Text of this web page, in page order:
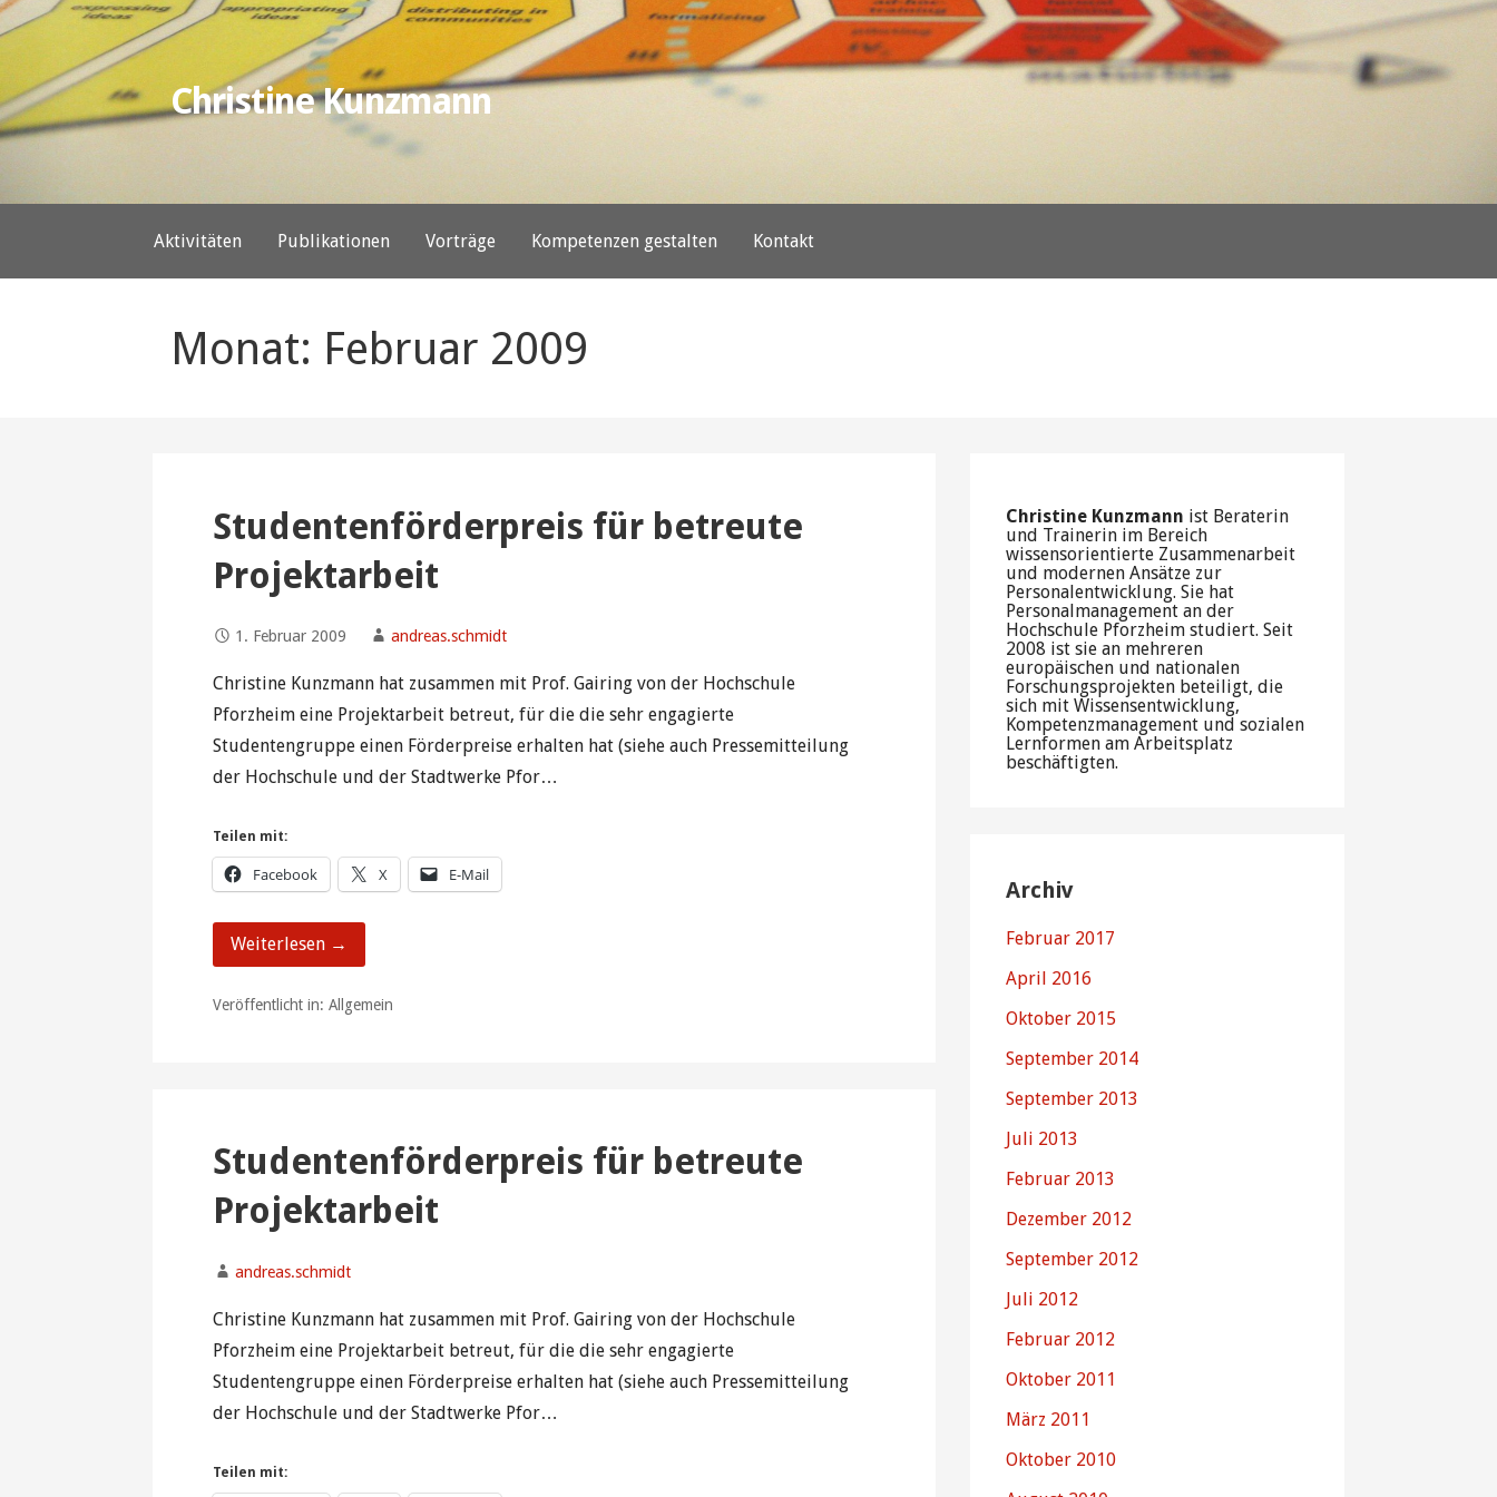
Zum
Inhalt
springen
Christine Kunzmann
Aktivitäten Publikationen Vorträge Kompetenzen gestalten Kontakt
Monat: Februar 2009
Studentenförderpreis für betreute
Projektarbeit
1. Februar 2009 andreas.schmidt
Christine Kunzmann hat zusammen mit Prof. Gairing von der Hochschule
Pforzheim eine Projektarbeit betreut, für die die sehr engagierte
Studentengruppe einen Förderpreise erhalten hat (siehe auch Pressemitteilung
der Hochschule und der Stadtwerke Pfor…
Teilen mit:
Facebook X E-Mail
Weiterlesen →
Veröffentlicht in: Allgemein
Studentenförderpreis für betreute
Projektarbeit
andreas.schmidt
Christine Kunzmann hat zusammen mit Prof. Gairing von der Hochschule
Pforzheim eine Projektarbeit betreut, für die die sehr engagierte
Studentengruppe einen Förderpreise erhalten hat (siehe auch Pressemitteilung
der Hochschule und der Stadtwerke Pfor…
Teilen mit:
Christine Kunzmann ist Beraterin
und Trainerin im Bereich
wissensorientierte Zusammenarbeit
und modernen Ansätze zur
Personalentwicklung. Sie hat
Personalmanagement an der
Hochschule Pforzheim studiert. Seit
2008 ist sie an mehreren
europäischen und nationalen
Forschungsprojekten beteiligt, die
sich mit Wissensentwicklung,
Kompetenzmanagement und sozialen
Lernformen am Arbeitsplatz
beschäftigten.
Archiv
Februar 2017
April 2016
Oktober 2015
September 2014
September 2013
Juli 2013
Februar 2013
Dezember 2012
September 2012
Juli 2012
Februar 2012
Oktober 2011
März 2011
Oktober 2010